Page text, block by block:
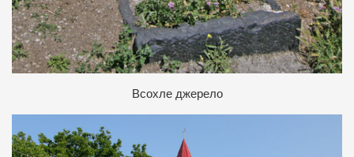
Всохле джерело